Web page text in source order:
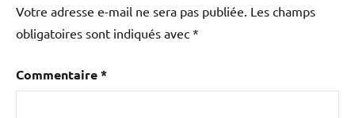
Votre adresse e-mail ne sera pas publiée. Les champs
obligatoires sont indiqués avec *
Commentaire*